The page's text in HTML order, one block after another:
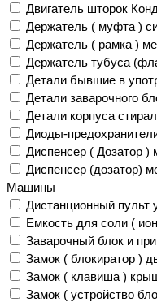
Двигатель шторок
Держатель ( муфта )
Держатель ( рамка )
Держатель тубуса
Детали бывшие в
Детали заварочного
Детали корпуса
Диоды-
Диспенсер ( Дозатор
Диспенсер (дозатор)
Машины
Дистанционный пульт
Емкость для соли (
Заварочный блок и
Замок ( блокиратор )
Замок ( клавиша )
Замок ( устройство